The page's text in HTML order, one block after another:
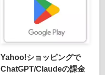
Yahoo!ショッピングで
ChatGPT/Claudeの課金